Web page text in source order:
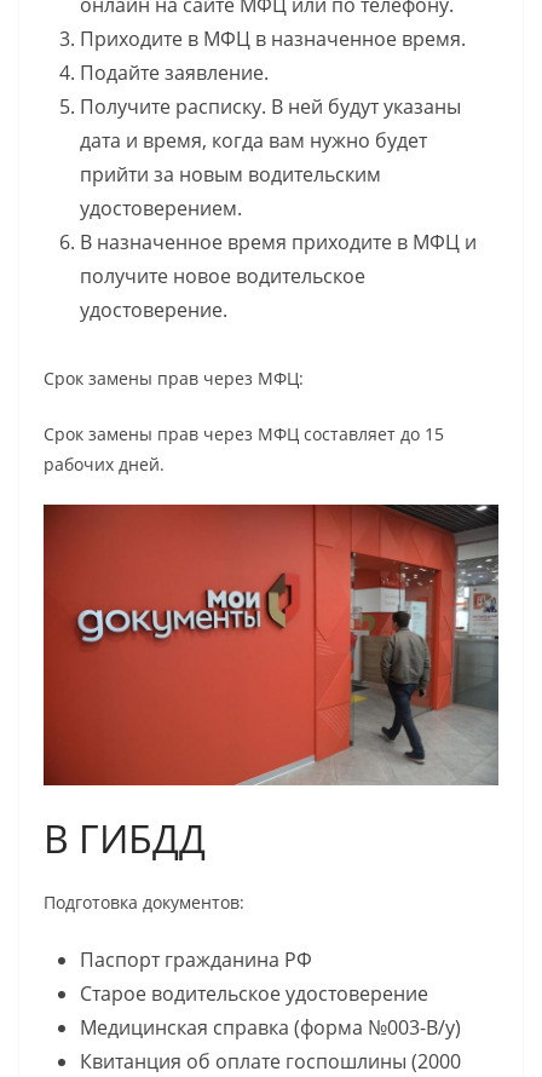
Приходите в МФЦ в назначенное время.
Подайте заявление.
Получите расписку. В ней будут указаны
дата и время, когда вам нужно будет
прийти за новым водительским
удостоверением.
В назначенное время приходите в МФЦ и
получите новое водительское
удостоверение.
Срок замены прав через МФЦ:
Срок замены прав через МФЦ составляет до 15
рабочих дней.
В ГИБДД
Подготовка документов:
Паспорт гражданина РФ
Старое водительское удостоверение
Медицинская справка (форма №003-В/у)
Квитанция об оплате госпошлины (2000